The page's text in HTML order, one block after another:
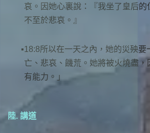
哀。因她心裏說：『我坐了皇后的
不至於悲哀。』
18:8所以在一天之內，她的災殃要
亡、悲哀、饑荒。她將被火燒盡，
有能力。」
陸. 講道